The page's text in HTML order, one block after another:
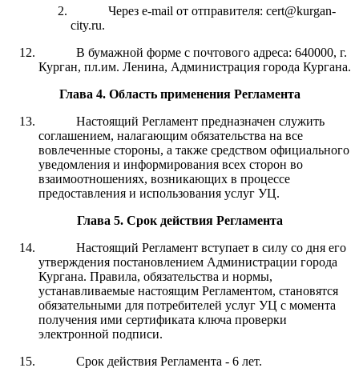
Через е-mail от отправителя: cert@kurgan-
city.ru.
В бумажной форме с почтового адреса: 640000, г.
Курган, пл.им. Ленина, Администрация города Кургана.
Глава 4. Область применения Регламента
Настоящий Регламент предназначен служить
соглашением, налагающим обязательства на все
вовлеченные стороны, а также средством официального
уведомления и информирования всех сторон во
взаимоотношениях, возникающих в процессе
предоставления и использования услуг УЦ.
Глава 5. Срок действия Регламента
Настоящий Регламент вступает в силу со дня его
утверждения постановлением Администрации города
Кургана. Правила, обязательства и нормы,
устанавливаемые настоящим Регламентом, становятся
обязательными для потребителей услуг УЦ с момента
получения ими сертификата ключа проверки
электронной подписи.
Срок действия Регламента - 6 лет.